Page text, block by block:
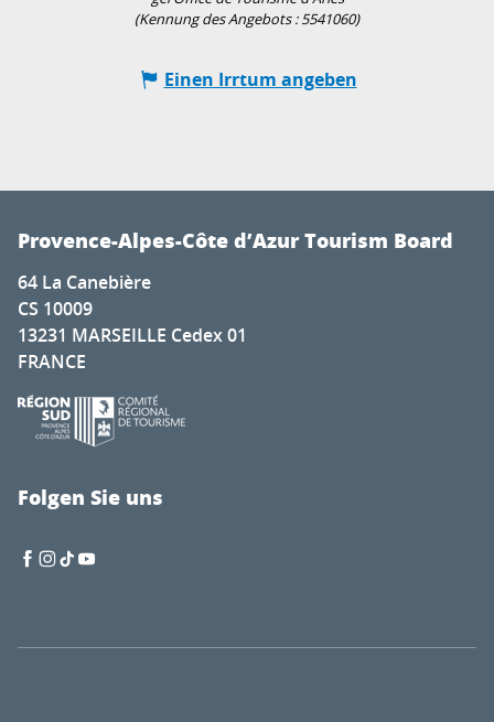
(Kennung des Angebots :5541060)
Einen Irrtum angeben
Provence-Alpes-Côte d’Azur Tourism Board
64 La Canebière
CS 10009
13231 MARSEILLE Cedex 01
FRANCE
Folgen Sie uns